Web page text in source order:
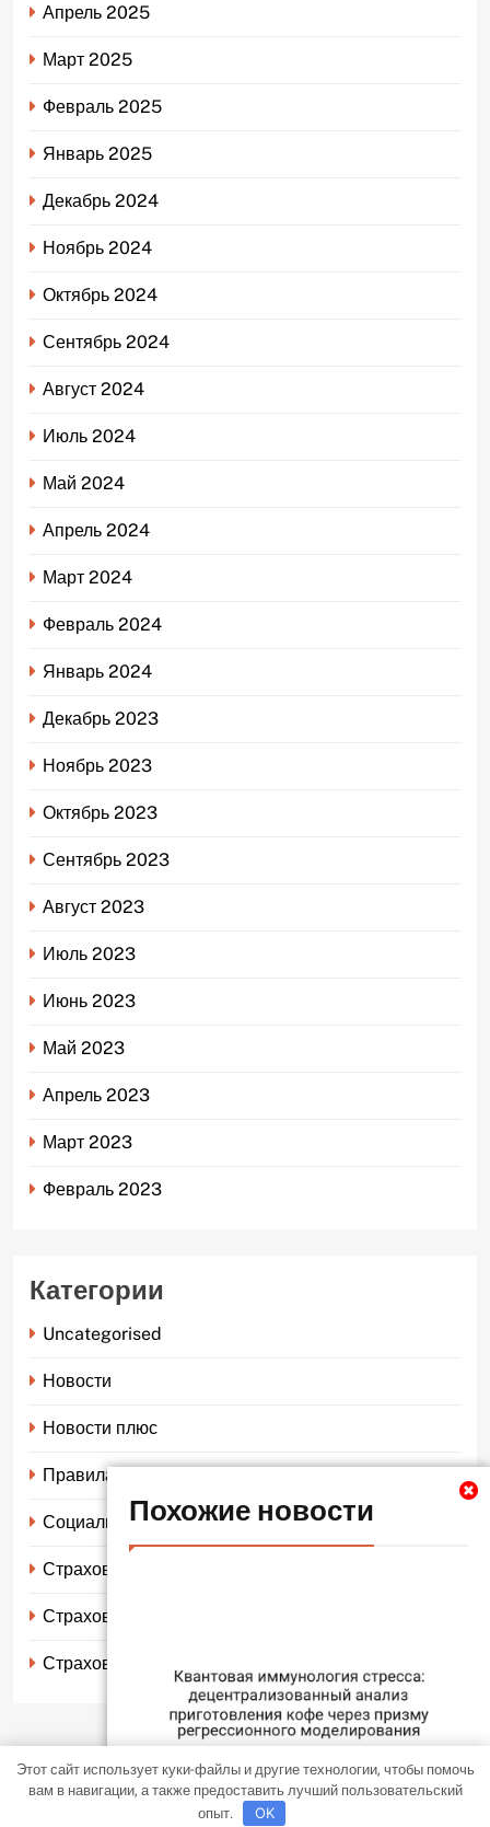
Похожие новости
Апрель 2025
Март 2025
Февраль 2025
Январь 2025
Декабрь 2024
Ноябрь 2024
Октябрь 2024
Сентябрь 2024
Август 2024
Июль 2024
Май 2024
Апрель 2024
Март 2024
Февраль 2024
Январь 2024
Декабрь 2023
Ноябрь 2023
Октябрь 2023
Сентябрь 2023
Август 2023
Июль 2023
Июнь 2023
Май 2023
Апрель 2023
Март 2023
Февраль 2023
Категории
Uncategorised
Новости
Новости плюс
Правила страхования
Социальное страхование
Страхование автомобиля
Страхование жизни
Страхование имущества
LocalNews - современная тема WordPress. Все права защищены
2026. Free Theme ByBlazeThemes
Этот сайт использует куки-файлы и другие технологии, чтобы помочь
вам в навигации, а также предоставить лучший пользовательский
опыт.
OK